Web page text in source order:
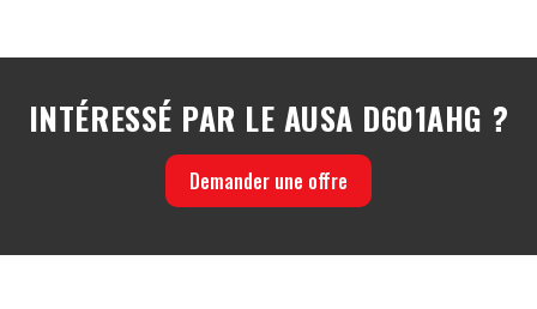
INTÉRESSÉ PAR LE AUSA D601AHG ?
Demander une offre